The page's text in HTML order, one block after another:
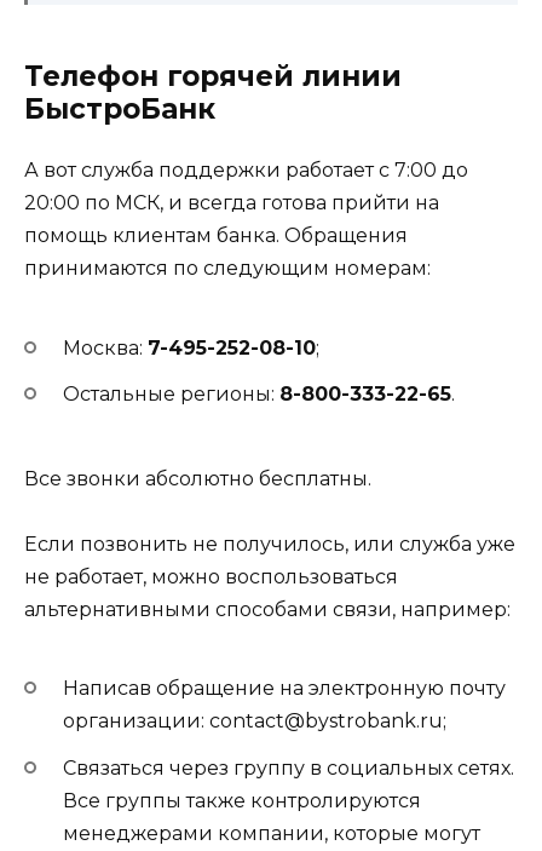
Телефон горячей линии
БыстроБанк
А вот служба поддержки работает с 7:00 до
20:00 по МСК, и всегда готова прийти на
помощь клиентам банка. Обращения
принимаются по следующим номерам:
Москва: 7-495-252-08-10;
Остальные регионы: 8-800-333-22-65.
Все звонки абсолютно бесплатны.
Если позвонить не получилось, или служба уже
не работает, можно воспользоваться
альтернативными способами связи, например:
Написав обращение на электронную почту
организации: contact@bystrobank.ru;
Связаться через группу в социальных сетях.
Все группы также контролируются
менеджерами компании, которые могут